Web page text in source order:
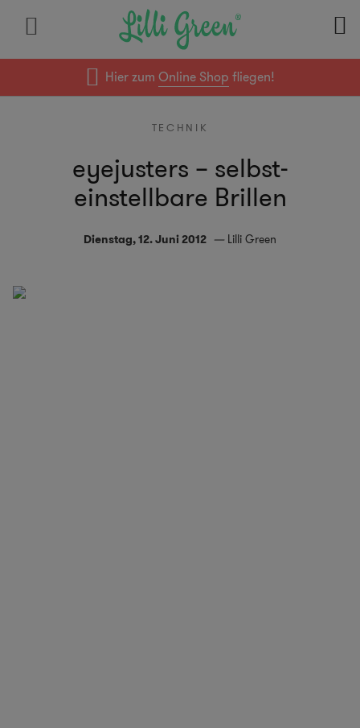
Hier zumOnline Shop fliegen!
TECHNIK
eyejusters – selbst-
einstellbare Brillen
Dienstag, 12. Juni 2012 Lilli Green